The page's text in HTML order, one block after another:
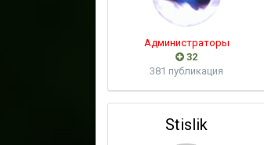
Администраторы
32
381 публикация
Stislik